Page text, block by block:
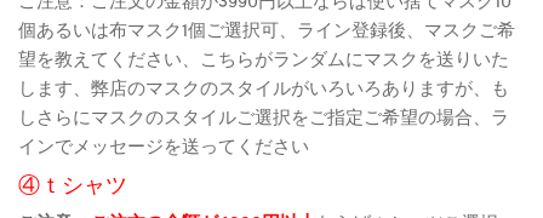
個あるいは布マスク1個ご選択可、ライン登録後、マスクご希
望を教えてください、こちらがランダムにマスクを送りいた
します、弊店のマスクのスタイルがいろいろありますが、も
しさらにマスクのスタイルご選択をご指定ご希望の場合、ラ
インでメッセージを送ってください
④ｔシャツ